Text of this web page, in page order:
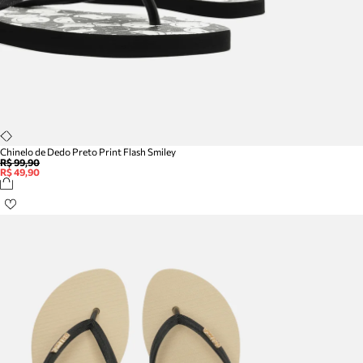
Chinelo de Dedo Preto Print Flash Smiley
R$ 99,90
R$ 49,90